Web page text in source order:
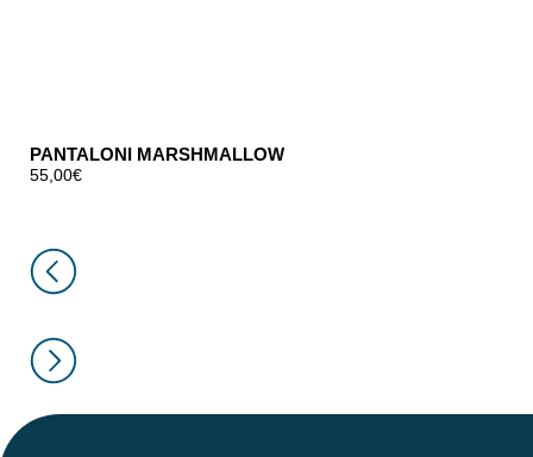
PANTALONI MARSHMALLOW
55,00€